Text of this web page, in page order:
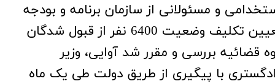
و مسئولانی از سازمان برنامه و بودجه
تعیین تکلیف وضعیت 6400 نفر از قبول شدگان
قضائیه بررسی و مقرر شد آوایی، وزیر
با پیگیری از طریق دولت طی یک ماه